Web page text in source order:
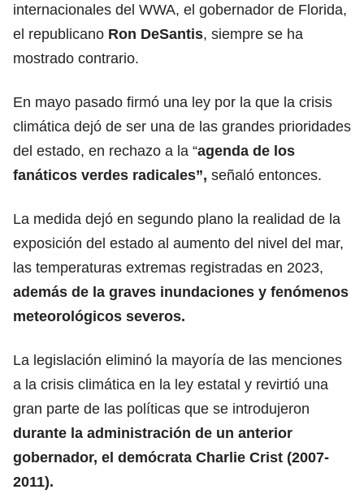
internacionales del WWA, el gobernador de Florida,
el republicano Ron DeSantis, siempre se ha
mostrado contrario.
En mayo pasado firmó una ley por la que la crisis
climática dejó de ser una de las grandes prioridades
del estado, en rechazo a la “agenda de los
fanáticos verdes radicales”, señaló entonces.
La medida dejó en segundo plano la realidad de la
exposición del estado al aumento del nivel del mar,
las temperaturas extremas registradas en 2023,
además de la graves inundaciones y fenómenos
meteorológicos severos.
La legislación eliminó la mayoría de las menciones
a la crisis climática en la ley estatal y revirtió una
gran parte de las políticas que se introdujeron
durante la administración de un anterior
gobernador, el demócrata Charlie Crist (2007-
2011).